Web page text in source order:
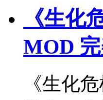
《生化
MOD
《生化